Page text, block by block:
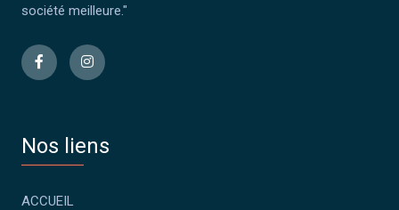
société meilleure."
Nos liens
ACCUEIL